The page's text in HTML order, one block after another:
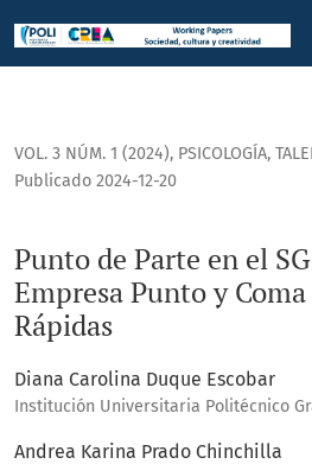
VOL. 3 NÚM. 1 (2024), PSICOLOGÍA,
Punto de Parte en el
Empresa Punto y
Rápidas
Publicado 2024-12-20
Diana Carolina Duque Escobar
Institución Universitaria Politécnico
Andrea Karina Prado Chinchilla